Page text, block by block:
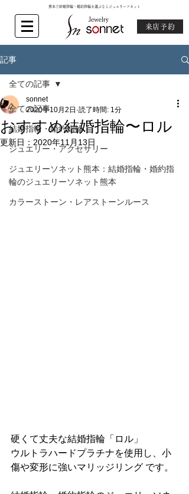
熊本で結婚指輪・婚約指輪を選ぶならジュエリーソネット
来店予約
記事
全ての記事
結婚指輪・婚約指輪
ジュエリー・アクセサリー
ジュエリーソネット熊本：結婚指輪・婚約指
輪のジュエリーソネット熊本
カラーストーン・レアストーンルース
全ての記事
おすすめ結婚指輪〜ロル
sonnet
2020年10月2日 読了時間: 1分
更新日： 2020年11月13日
硬くて丈夫な結婚指輪「ロル」
ウルトラハードプラチナを使用し、小
傷や変形に強いマリッジリング です。